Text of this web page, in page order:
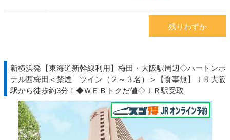
残りわずか
新横浜発【東海道新幹線利用】梅田・大阪駅周辺◇ハートンホ
テル西梅田＜禁煙 ツイン（２～３名）＞【食事無】ＪＲ大阪
駅から徒歩約3分！◆ＷＥＢトクだ値◇ＪＲ駅受取